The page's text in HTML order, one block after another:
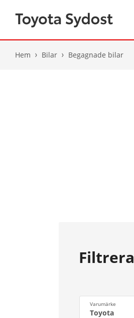
Hem Bilar Begagnade bilar
Filtrera
Varumärke
Toyota